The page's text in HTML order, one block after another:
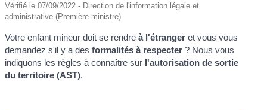
Vérifié le 07/09/2022 - Direction de l'information légale et
administrative (Première ministre)
Votre enfant mineur doit se rendreà l'étranger et vous vous
demandez s'il y a desformalités à respecter ? Nous vous
indiquons les règles à connaître sur l'autorisation de sortie
du territoire (AST).